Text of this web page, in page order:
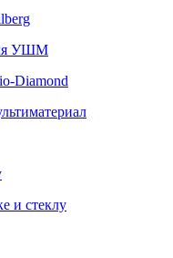
УШМ
Diamond
и стеклу